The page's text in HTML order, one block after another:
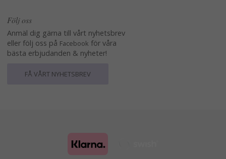
Följ oss
Anmäl dig gärna till vårt nyhetsbrev
eller följ oss på Facebook för våra
bästa erbjudanden & nyheter!
FÅ VÅRT NYHETSBREV